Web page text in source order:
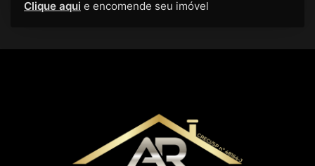
Clique aqui e encomende seu imóvel